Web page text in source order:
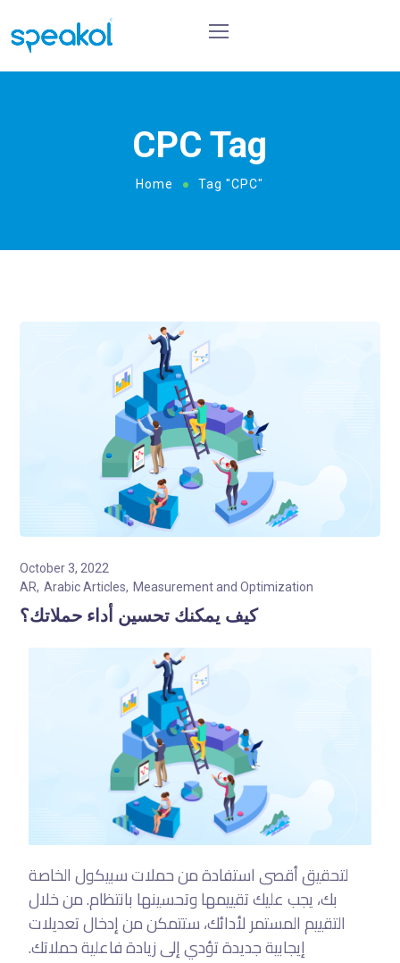
CPC Tag
Home Tag "CPC"
October 3, 2022
AR Arabic Articles Measurement and Optimization
كيف يمكنك تحسين أداء حملاتك؟
لتحقيق أقصى استفادة من حملات سبيكول الخاصة
بك، يجب عليك تقييمها وتحسينها بانتظام. من خلال
التقييم المستمر لأدائك، ستتمكن من إدخال تعديلات
إيجابية جديدة تؤدي إلى زيادة فاعلية حملاتك.